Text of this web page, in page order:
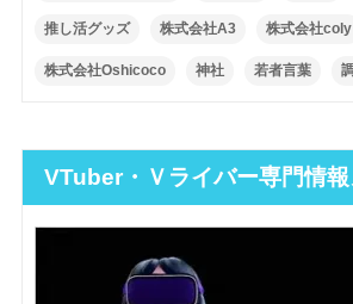
推し活グッズ 株式会社A3 株式会社coly
株式会社Oshicoco 神社 若者言葉
VTuber・Ｖライバー専門情